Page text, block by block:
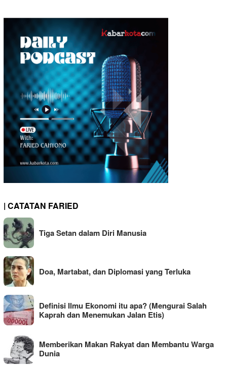
| CATATAN FARIED
Tiga Setan dalam Diri Manusia
Doa, Martabat, dan Diplomasi yang Terluka
Definisi Ilmu Ekonomi itu apa? (Mengurai Salah
Kaprah dan Menemukan Jalan Etis)
Memberikan Makan Rakyat dan Membantu Warga
Dunia